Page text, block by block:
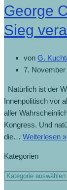
George
Sieg
von G.
7. November
Natürlich ist der
Innenpolitisch vor
aller
Kongress. Und
die… Weiterlesen »
Kategorien